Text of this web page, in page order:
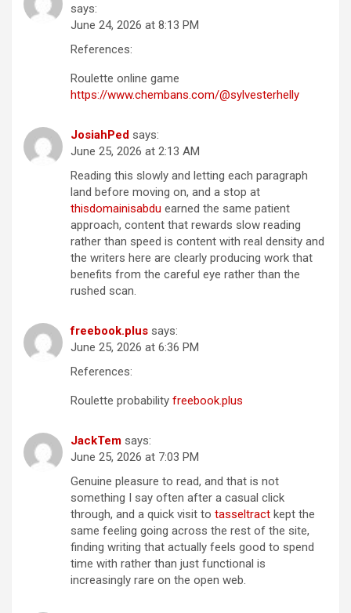
says:
June 24, 2026 at 8:13 PM
References:
Roulette online game
https://www.chembans.com/@sylvesterhelly
JosiahPed says:
June 25, 2026 at 2:13 AM
Reading this slowly and letting each paragraph
land before moving on, and a stop at
thisdomainisabdu earned the same patient
approach, content that rewards slow reading
rather than speed is content with real density and
the writers here are clearly producing work that
benefits from the careful eye rather than the
rushed scan.
freebook.plus says:
June 25, 2026 at 6:36 PM
References:
Roulette probability freebook.plus
JackTem says:
June 25, 2026 at 7:03 PM
Genuine pleasure to read, and that is not
something I say often after a casual click
through, and a quick visit to tasseltract kept the
same feeling going across the rest of the site,
finding writing that actually feels good to spend
time with rather than just functional is
increasingly rare on the open web.